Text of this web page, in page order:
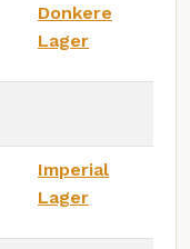
Donkere
Lager
Imperial
Lager